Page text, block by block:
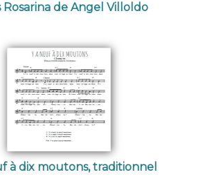
Rosarina de Angel Villoldo
à dix moutons, traditionnel